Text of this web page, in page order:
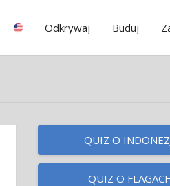
Odkrywaj Buduj
QUIZ O
QUIZ O